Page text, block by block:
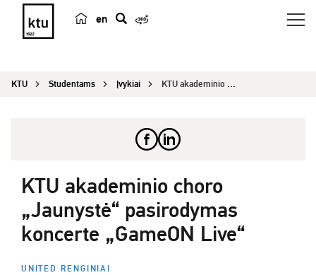
en
KTU Studentams Įvykiai KTU akademinio choro „Jaunystė“ pasirodymas konc...
KTU akademinio choro
„Jaunystė“ pasirodymas
koncerte „GameON Live“
UNITED RENGINIAI